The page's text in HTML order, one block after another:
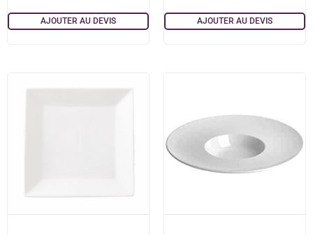
AJOUTER AU DEVIS AJOUTER AU DEVIS